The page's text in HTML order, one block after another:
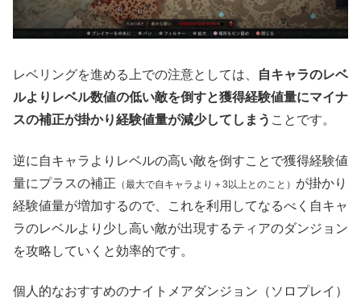
レベリングを進める上での注意としては、
自キャラのレベ
ルよりレベル数値の低い敵を倒すと獲得経験値量にマイナ
スの補正が掛かり経験値量が減少してしまう ことです。
逆に自キャラよりレベルの高い敵を倒すことで獲得経験値
量にプラスの補正 （最大で自キャラより＋3以上とのこと） が掛かり
経験値量が増加するので、これを利用してなるべく自キャ
ラのレベルより少し高い敵が出現するティアのダンジョン
を攻略していくと効率的です。
個人的なおすすめのナイトメアダンジョン（ソロプレイ）